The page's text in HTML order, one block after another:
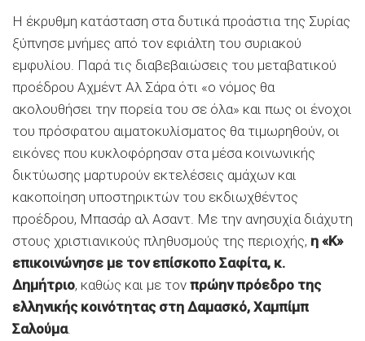
Η έκρυθμη κατάσταση στα δυτικά προάστια της Συρίας
ξύπνησε μνήμες από τον εφιάλτη του συριακού
εμφυλίου. Παρά τις διαβεβαιώσεις του μεταβατικού
προέδρου Αχμέντ Αλ Σάρα ότι «ο νόμος θα
ακολουθήσει την πορεία του σε όλα» και πως οι ένοχοι
του πρόσφατου αιματοκυλίσματος θα τιμωρηθούν, οι
εικόνες που κυκλοφόρησαν στα μέσα κοινωνικής
δικτύωσης μαρτυρούν εκτελέσεις αμάχων και
κακοποίηση υποστηρικτών του εκδιωχθέντος
προέδρου, Μπασάρ αλ Ασαντ. Με την ανησυχία διάχυτη
στους χριστιανικούς πληθυσμούς της περιοχής, η «Κ»
επικοινώνησε με τον επίσκοπο Σαφίτα, κ.
Δημήτριο, καθώς και με τον πρώην πρόεδρο της
ελληνικής κοινότητας στη Δαμασκό, Χαμπίμπ
Σαλούμα.